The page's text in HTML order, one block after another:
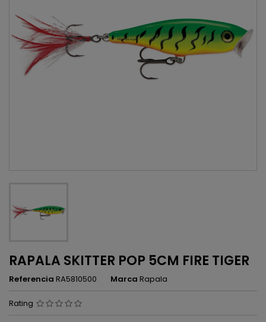
RAPALA SKITTER POP 5CM FIRE TIGER
Referencia RA5810500 Marca Rapala
Rating